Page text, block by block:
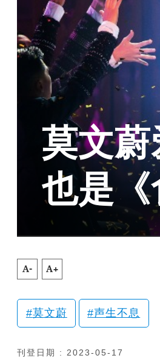
莫文
也是《
A- A+
莫文蔚 声生不息
刊登日期 : 2023-05-17